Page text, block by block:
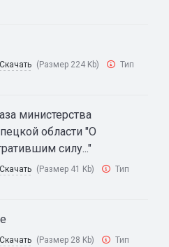
Скачать (Размер 224 Kb)
Тип
министерства
области "О
силу..."
Скачать (Размер 41 Kb)
Тип
Скачать (Размер 28 Kb)
Тип